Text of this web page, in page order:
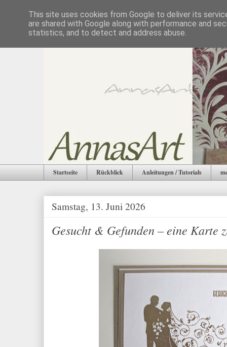
Startseite Rückblick Anleitungen / Tutorials
Samstag, 13. Juni 2026
Gesucht & Gefunden – eine Karte
This site uses cookies from Google to deliver its
are shared with Google along with performance and
statistics, and to detect and address abuse.